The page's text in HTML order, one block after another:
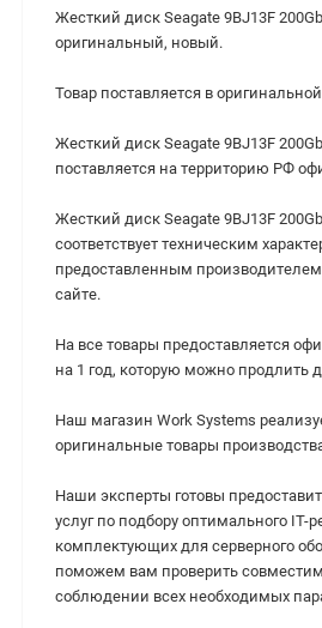
Жесткий диск Seagate 9BJ13F
оригинальный, новый.
Товар поставляется в
Жесткий диск Seagate 9BJ13F
поставляется на территорию РФ
Жесткий диск Seagate 9BJ13F
cоответствует техническим
предоставленным
сайте.
На все товары предоставляется
на 1 год, которую можно продлить
Наш магазин Work Systems
оригинальные товары
Наши эксперты готовы
услуг по подбору оптимального IT-
комплектующих для серверного
поможем вам проверить
соблюдении всех необходимых